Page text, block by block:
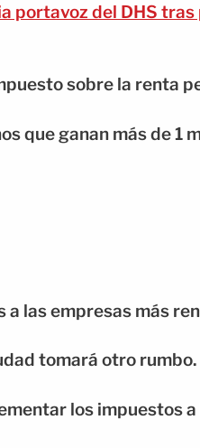
portavoz del DHS
sobre la renta
que ganan más de 1
las empresas más
tomará otro rumbo.
los impuestos